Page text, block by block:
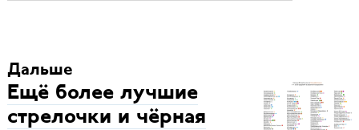
Дальше
Ещё более лучшие
стрелочки и чёрная